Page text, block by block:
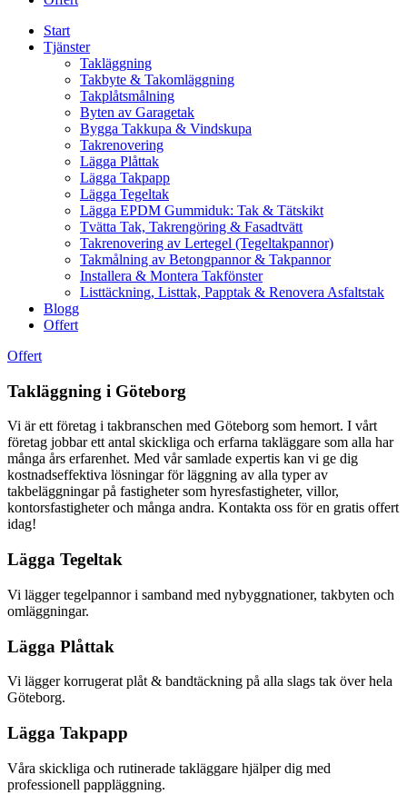
Start
Tjänster
Takläggning
Takbyte & Takomläggning
Takplåtsmålning
Byten av Garagetak
Bygga Takkupa & Vindskupa
Takrenovering
Lägga Plåttak
Lägga Takpapp
Lägga Tegeltak
Lägga EPDM Gummiduk: Tak & Tätskikt
Tvätta Tak, Takrengöring & Fasadtvätt
Takrenovering av Lertegel (Tegeltakpannor)
Takmålning av Betongpannor & Takpannor
Installera & Montera Takfönster
Listtäckning, Listtak, Papptak & Renovera Asfaltstak
Blogg
Offert
Offert
Takläggning i Göteborg
Vi är ett företag i takbranschen med Göteborg som hemort. I vårt
företag jobbar ett antal skickliga och erfarna takläggare som alla har
många års erfarenhet. Med vår samlade expertis kan vi ge dig
kostnadseffektiva lösningar för läggning av alla typer av
takbeläggningar på fastigheter som hyresfastigheter, villor,
kontorsfastigheter och många andra. Kontakta oss för en gratis offert
idag!
Lägga Tegeltak
Vi lägger tegelpannor i samband med nybyggnationer, takbyten och
omläggningar.
Lägga Plåttak
Vi lägger korrugerat plåt & bandtäckning på alla slags tak över hela
Göteborg.
Lägga Takpapp
Våra skickliga och rutinerade takläggare hjälper dig med
professionell pappläggning.